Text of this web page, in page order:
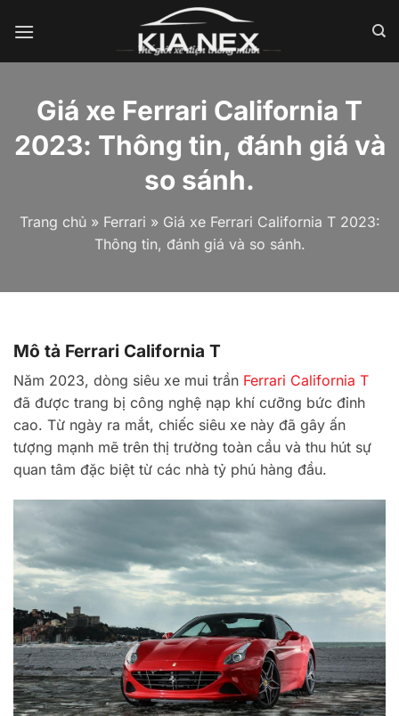
qua
Giá xe Ferrari California T
2023: Thông tin, đánh giá và
so sánh.
Trang chủ» Ferrari » Giá xe Ferrari California T 2023:
Thông tin, đánh giá và so sánh.
Mô tả Ferrari California T
Năm 2023, dòng siêu xe mui trần Ferrari California T
đã được trang bị công nghệ nạp khí cưỡng bức đỉnh
cao. Từ ngày ra mắt, chiếc siêu xe này đã gây ấn
tượng mạnh mẽ trên thị trường toàn cầu và thu hút sự
quan tâm đặc biệt từ các nhà tỷ phú hàng đầu.